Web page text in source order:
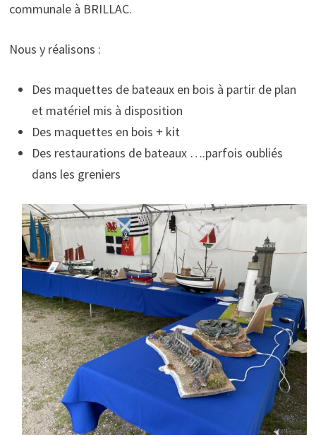
communale à BRILLAC.
Nous y réalisons :
Des maquettes de bateaux en bois à partir de plan
et matériel mis à disposition
Des maquettes en bois + kit
Des restaurations de bateaux ….parfois oubliés
dans les greniers